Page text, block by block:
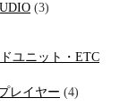
(3)
ユニット・ETC
レイヤー (4)